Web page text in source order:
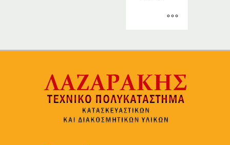
€62.48
πολλαπλές
παραλλαγές.
Οι
επιλογές
μπορούν